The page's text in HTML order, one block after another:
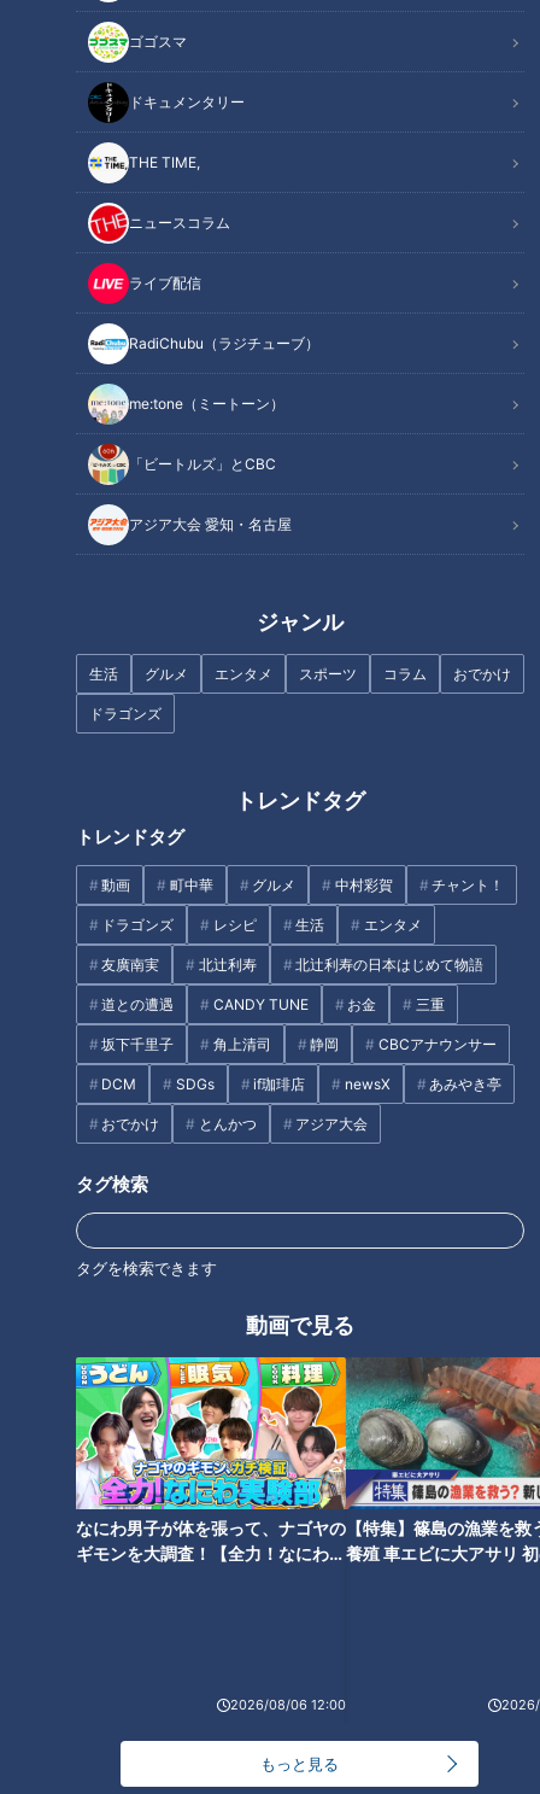
ゴゴスマ
ドキュメンタリー
THE TIME,
ニュースコラム
ライブ配信
RadiChubu（ラジチューブ）
me:tone（ミートーン）
「ビートルズ」とCBC
アジア大会 愛知・名古屋
ジャンル
生活 グルメ エンタメ スポーツ コラム おでかけ
ドラゴンズ
トレンドタグ
トレンドタグ
動画 町中華 グルメ 中村彩賀 チャント！
ドラゴンズ レシピ 生活 エンタメ
友廣南実 北辻利寿 北辻利寿の日本はじめて物語
道との遭遇 CANDY TUNE お金 三重
坂下千里子 角上清司 静岡 CBCアナウンサー
DCM SDGs if珈琲店 newsX あみやき亭
おでかけ とんかつ アジア大会
タグ検索
タグを検索できます
動画で見る
なにわ男子が体を張って、ナゴヤの
ギモンを大調査！【全力！なにわ実
2026/08/06 12:00
【特集】篠島の漁業を救
養殖 車エビに大アサリ
もっと見る
記事に戻る
この記事を見たあなたへのおすすめ
全国で3県だけ！川が増水した
ら近隣住民が畳を持ってきて挿
しこむ特殊堤防
【新宿の歴史】この道は今…
震で国道の名を外された悲しき
【道マニア】茨城・変な道と変
な看板【道との遭遇】
男性から調査依頼された謎の道
へ…【道との遭遇】
エンタメ 道との遭遇
オススメ関連コンテンツ
止エリアに残る廃道 古びた鳥
ル」 愛知・豊橋市でしか見ら
れない珍しい暗渠道とは
警告しすぎ！？愛知にある制限
高2.8mの標識だらけの道 違和
廃線跡から転用された宝塚市の
遊歩道 街の発展に一役買った阪
道 今も生活道路として使われ